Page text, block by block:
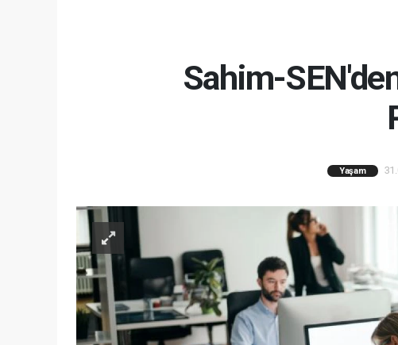
Sahim-
Yaşam